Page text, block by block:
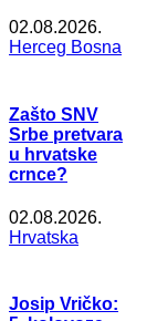
02.08.2026.
Herceg Bosna
Zašto SNV
Srbe pretvara
u hrvatske
crnce?
02.08.2026.
Hrvatska
Josip Vričko: